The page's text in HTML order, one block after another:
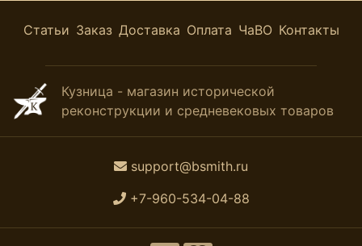
Статьи Заказ Доставка Оплата ЧаВО Контакты
Кузница - магазин исторической
реконструкции и средневековых товаров
support@bsmith.ru
+7-960-534-04-88